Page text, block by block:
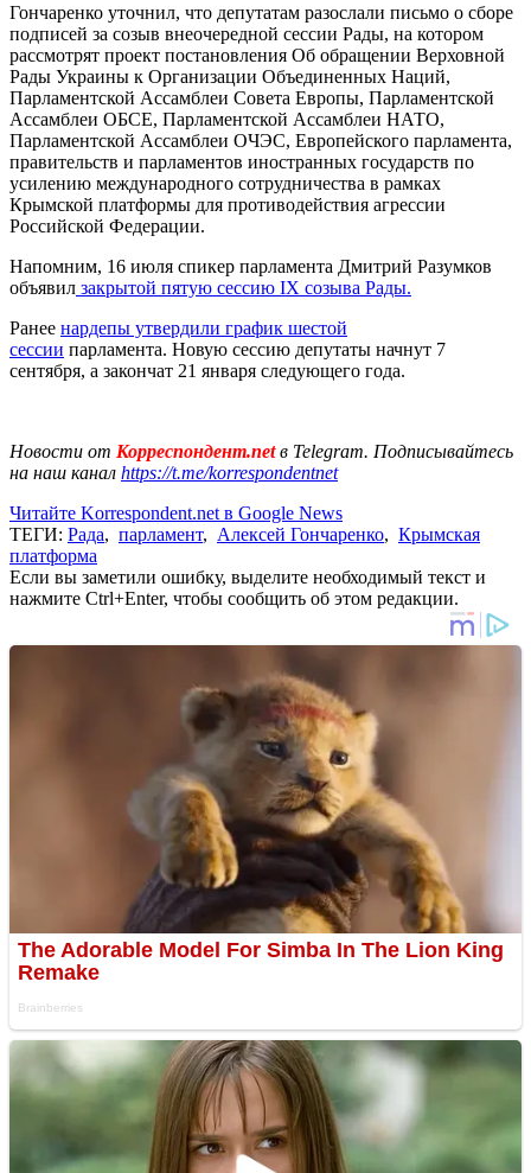
Гончаренко уточнил, что депутатам разослали письмо о сборе
подписей за созыв внеочередной сессии Рады, на котором
рассмотрят проект постановления Об обращении Верховной
Рады Украины к Организации Объединенных Наций,
Парламентской Ассамблеи Совета Европы, Парламентской
Ассамблеи ОБСЕ, Парламентской Ассамблеи НАТО,
Парламентской Ассамблеи ОЧЭС, Европейского парламента,
правительств и парламентов иностранных государств по
усилению международного сотрудничества в рамках
Крымской платформы для противодействия агрессии
Российской Федерации.
Напомним, 16 июля спикер парламента Дмитрий Разумков
объявил закрытой пятую сессию IX созыва Рады.
Ранее нардепы утвердили график шестой
сессии парламента. Новую сессию депутаты начнут 7
сентября, а закончат 21 января следующего года.
Новости от Корреспондент.netв Telegram. Подписывайтесь
на наш канал https://t.me/korrespondentnet
Читайте Korrespondent.net в Google News
ТЕГИ: Рада, парламент, Алексей Гончаренко, Крымская
платформа
Если вы заметили ошибку, выделите необходимый текст и
нажмите Ctrl+Enter, чтобы сообщить об этом редакции.